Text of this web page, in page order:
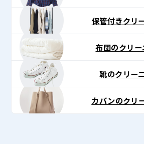
ト〉
保管付きクリ
布団のクリ
靴のクリー
カバンのクリ